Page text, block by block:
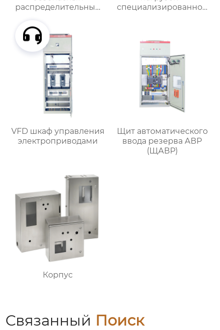
распределительный
специализированное
VFD шкаф управления
электроприводами
Щит автоматического
ввода резерва АВР
(ЩАВР)
Корпус
Связанный Поиск